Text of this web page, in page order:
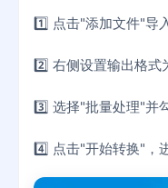
1️⃣ 点击"添加文件"导
2️⃣ 右侧设置输出格式
3️⃣ 选择"批量处理"并
4️⃣ 点击"开始转换"，